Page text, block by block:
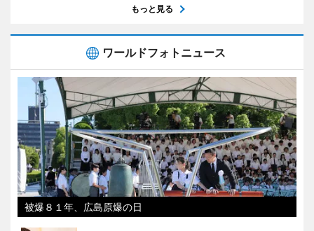
もっと見る
ワールドフォトニュース
被爆８１年、広島原爆の日